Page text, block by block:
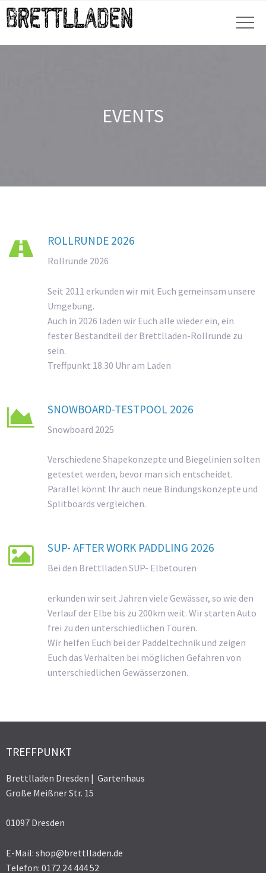
EVENTS
 ROLLRUNDE 2026
Rollrunde 2026
Seit 2011 erkunden wir mit Euch gemeinsam unsere
Umgebung.
Auch in 2026 laden wir Euch alle wieder ein, ein
fester Bestandteil der Brettlladen-Rollrunde zu
sein.
Treffpunkt 18.30 Uhr am Laden
 SNOWBOARD-TESTPOOL 2026
Snowboard 2025
Verschiedene Shapekonzepte und Biegelinien solten
getestet werden, bevor man sich entscheidet.
Parallel könnt Ihr auch neue Bindungskonzepte und
Splitboards vergleichen.
 SUP- AFTER WORK PADDLING 2026
Bei den Brettlladen SUP- Elbetouren
erkunden wir seit Jahren viele Gewässer, so wie den
Verlauf der Elbe bis zu 200km weit. Wir starten Auto
frei zu den unterschiedlichen Touren.
Wir helfen Euch bei der Paddeltechnik und zeigen
Euch das Verhalten bei möglichen Gefahren von
unterschiedlichen Gewässerzonen.
TREFFPUNKT
Brettlladen Dresden | Gartenhaus
Große Meißner Str. 15
01097 Dresden
E-Mail: shop@brettlladen.de
Telefon: 0172 24 444 52